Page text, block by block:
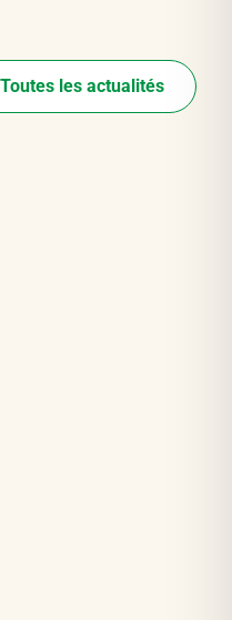
Toutes les actualités